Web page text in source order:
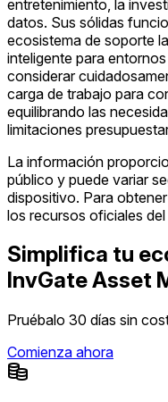
entretenimiento, la
datos. Sus sólidas
ecosistema de soporte
inteligente para
considerar
carga de trabajo para
equilibrando las
limitaciones
La información
público y puede variar
dispositivo. Para
los recursos oficiales
Simplifica tu
InvGate Asset
Pruébalo 30 días sin
Comienza ahora